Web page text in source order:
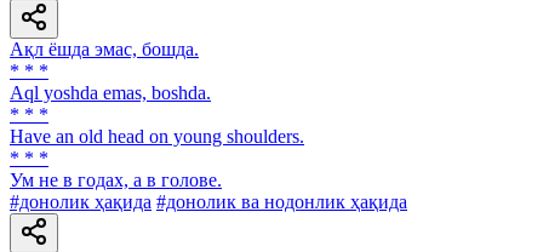
Ақл ёшда эмас, бошда.
* * *
Аql yoshda emas, boshda.
* * *
Have an old head on young shoulders.
* * *
Ум не в годах, а в голове.
#донолик ҳақида #донолик ва нодонлик ҳақида